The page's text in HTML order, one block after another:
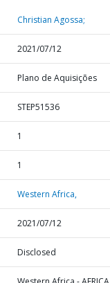
Christian Agossa;
2021/07/12
Plano de Aquisições
STEP51536
1
1
Western Africa,
2021/07/12
Disclosed